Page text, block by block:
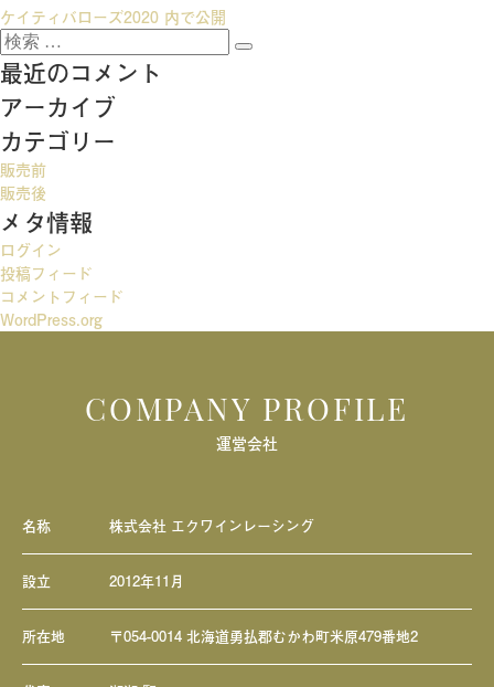
投
稿
ナ
ビ
ゲ
ー
シ
ョ
ン
ケイティバローズ2020 内で公開
検
索:
検
最近のコメント
アーカイブ
カテゴリー
販売前
販売後
メタ情報
ログイン
投稿フィード
コメントフィード
WordPress.org
COMPANY PROFILE
運営会社
名称 株式会社 エクワインレーシング
設立 2012年11月
所在地 〒054-0014 北海道勇払郡むかわ町米原479番地2